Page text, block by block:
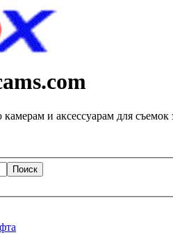
и аксессуарам для съемок